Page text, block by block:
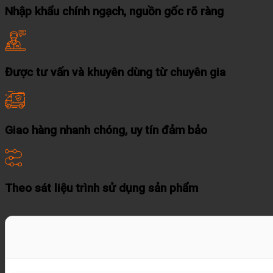
Nhập khẩu chính ngạch, nguồn gốc rõ ràng
Được tư vấn và khuyên dùng từ chuyên gia
Giao hàng nhanh chóng, uy tín đảm bảo
Theo sát liệu trình sử dụng sản phẩm